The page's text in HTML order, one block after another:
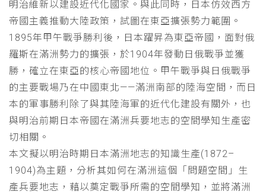
明治維新以建設近代化國家。與此同時，日本仿效西方
帝國主義推動大陸政策，試圖在東亞擴張勢力範圍。
1895年甲午戰爭勝利後，日本躍昇為東亞帝國，面對俄
羅斯在滿洲勢力的擴張，於1904年發動日俄戰爭並獲
勝，確立在東亞的核心帝國地位。甲午戰爭與日俄戰爭
的主要戰場乃在中國東北——滿洲南部的陸海空間，而日
本的軍事勝利除了與其陸海軍的近代化建設有關外，也
與明治前期日本帝國在滿洲兵要地志的空間學知生產密
切相關。
本文擬以明治時期日本滿洲地志的知識生產(1872–
1904)為主題，分析其如何在滿洲這個「問題空間」生
產兵要地志，藉以奠定戰爭所需的空間學知，並將滿洲